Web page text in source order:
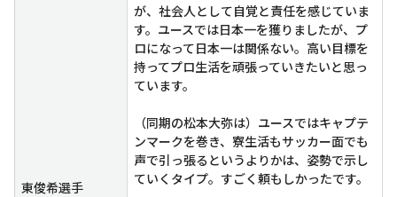
東俊希選手
が、社会人として自覚と責任を感じていま
す。ユースでは日本一を獲りましたが、プ
ロになって日本一は関係ない。高い目標を
持ってプロ生活を頑張っていきたいと思っ
ています。
（同期の松本大弥は）ユースではキャプテ
ンマークを巻き、寮生活もサッカー面でも
声で引っ張るというよりかは、姿勢で示し
ていくタイプ。すごく頼もしかったです。